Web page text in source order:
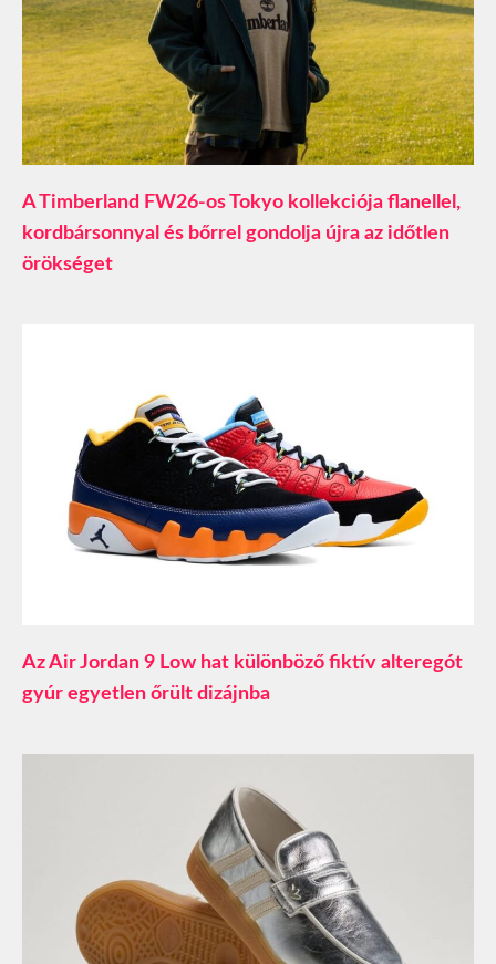
A Timberland FW26-os Tokyo kollekciója flanellel,
kordbársonnyal és bőrrel gondolja újra az időtlen
örökséget
Az Air Jordan 9 Low hat különböző fiktív alteregót
gyúr egyetlen őrült dizájnba